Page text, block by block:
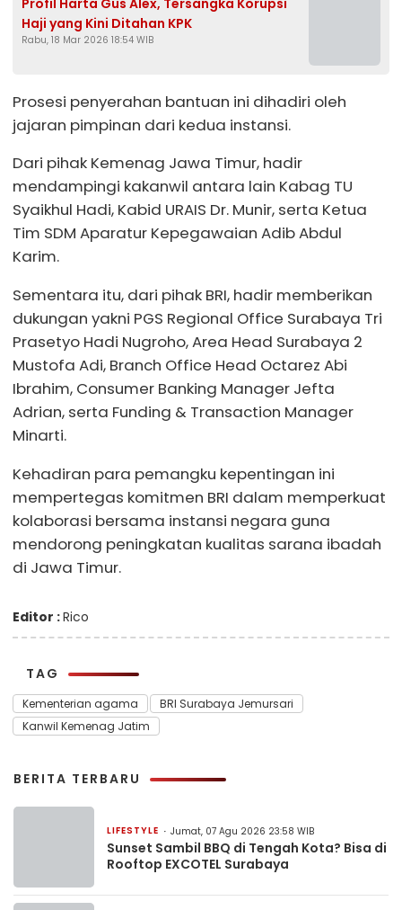
Haji yang Kini Ditahan KPK
Rabu, 18 Mar 2026 18:54 WIB
Prosesi penyerahan bantuan ini dihadiri oleh
jajaran pimpinan dari kedua instansi.
Dari pihak Kemenag Jawa Timur, hadir
mendampingi kakanwil antara lain Kabag TU
Syaikhul Hadi, Kabid URAIS Dr. Munir, serta Ketua
Tim SDM Aparatur Kepegawaian Adib Abdul
Karim.
Sementara itu, dari pihak BRI, hadir memberikan
dukungan yakni PGS Regional Office Surabaya Tri
Prasetyo Hadi Nugroho, Area Head Surabaya 2
Mustofa Adi, Branch Office Head Octarez Abi
Ibrahim, Consumer Banking Manager Jefta
Adrian, serta Funding & Transaction Manager
Minarti.
Kehadiran para pemangku kepentingan ini
mempertegas komitmen BRI dalam memperkuat
kolaborasi bersama instansi negara guna
mendorong peningkatan kualitas sarana ibadah
di Jawa Timur.
Editor :Rico
TAG
Kementerian agama
BRI Surabaya Jemursari
Kanwil Kemenag Jatim
BERITA TERBARU
LIFESTYLE Jumat, 07 Agu 2026 23:58 WIB
Sunset Sambil BBQ di Tengah Kota? Bisa di
Rooftop EXCOTEL Surabaya